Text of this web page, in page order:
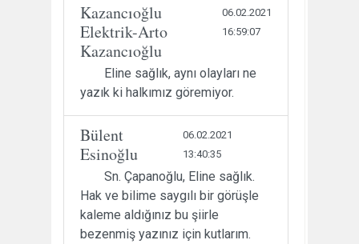
Kazancıoğlu
Elektrik-Arto
Kazancıoğlu
06.02.2021
16:59:07
Eline sağlık, aynı olayları ne
yazık ki halkımız göremiyor.
Bülent
Esinoğlu
06.02.2021
13:40:35
Sn. Çapanoğlu, Eline sağlık.
Hak ve bilime saygılı bir görüşle
kaleme aldığınız bu şiirle
bezenmiş yazınız için kutlarım.